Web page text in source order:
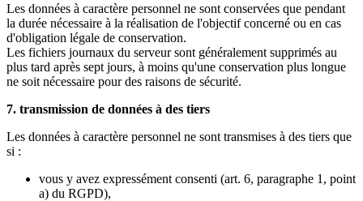
Les données à caractère personnel ne sont conservées que pendant
la durée nécessaire à la réalisation de l'objectif concerné ou en cas
d'obligation légale de conservation.
Les fichiers journaux du serveur sont généralement supprimés au
plus tard après sept jours, à moins qu'une conservation plus longue
ne soit nécessaire pour des raisons de sécurité.
7. transmission de données à des tiers
Les données à caractère personnel ne sont transmises à des tiers que
si :
vous y avez expressément consenti (art. 6, paragraphe 1, point
a) du RGPD),